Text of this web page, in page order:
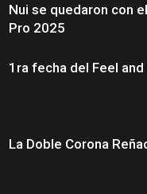
Nui se quedaron con
Pro 2025
1ra fecha del Feel
La Doble Corona